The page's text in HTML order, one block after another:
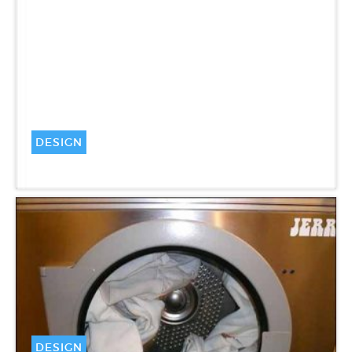
DESIGN
DESIGN